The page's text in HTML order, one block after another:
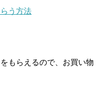
ろいろ手数料徴収へ！8/3
きる「えらべるギフト」がフ
トップで登場！WAON1%還
追加時のナビダイヤル
う方法
もらえるので、お買い物